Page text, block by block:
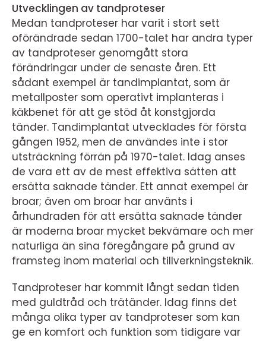
Utvecklingen av tandproteser
Medan tandproteser har varit i stort sett
oförändrade sedan 1700-talet har andra typer
av tandproteser genomgått stora
förändringar under de senaste åren. Ett
sådant exempel är tandimplantat, som är
metallposter som operativt implanteras i
käkbenet för att ge stöd åt konstgjorda
tänder. Tandimplantat utvecklades för första
gången 1952, men de användes inte i stor
utsträckning förrän på 1970-talet. Idag anses
de vara ett av de mest effektiva sätten att
ersätta saknade tänder. Ett annat exempel är
broar; även om broar har använts i
århundraden för att ersätta saknade tänder
är moderna broar mycket bekvämare och mer
naturliga än sina föregångare på grund av
framsteg inom material och tillverkningsteknik.
Tandproteser har kommit långt sedan tiden
med guldtråd och trätänder. Idag finns det
många olika typer av tandproteser som kan
ge en komfort och funktion som tidigare var